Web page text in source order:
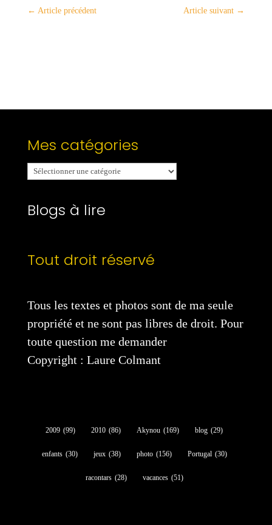
← Article précédent Article suivant →
Mes catégories
Mes
catégories
Blogs à lire
Tout droit réservé
Tous les textes et photos sont de ma seule
propriété et ne sont pas libres de droit. Pour
toute question me demander
Copyright : Laure Colmant
2009 (99) 2010 (86) Akynou (169) blog (29)
enfants (30) jeux (38) photo (156) Portugal (30)
racontars (28) vacances (51)